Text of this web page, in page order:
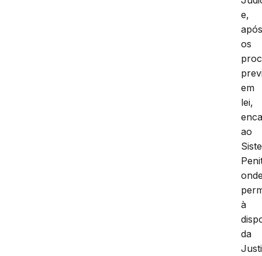
e,
os
em
lei,
ao
à
da